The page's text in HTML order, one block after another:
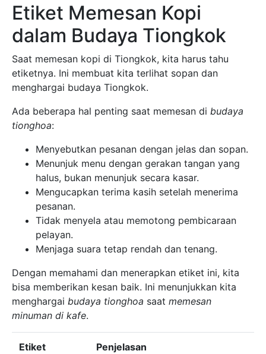
Etiket Memesan Kopi
dalam Budaya Tiongkok
Saat memesan kopi di Tiongkok, kita harus tahu
etiketnya. Ini membuat kita terlihat sopan dan
menghargai budaya Tiongkok.
Ada beberapa hal penting saat memesan di budaya
tionghoa:
Menyebutkan pesanan dengan jelas dan sopan.
Menunjuk menu dengan gerakan tangan yang
halus, bukan menunjuk secara kasar.
Mengucapkan terima kasih setelah menerima
pesanan.
Tidak menyela atau memotong pembicaraan
pelayan.
Menjaga suara tetap rendah dan tenang.
Dengan memahami dan menerapkan etiket ini, kita
bisa memberikan kesan baik. Ini menunjukkan kita
menghargai budaya tionghoa saat memesan
minuman di kafe.
Etiket
Penjelasan